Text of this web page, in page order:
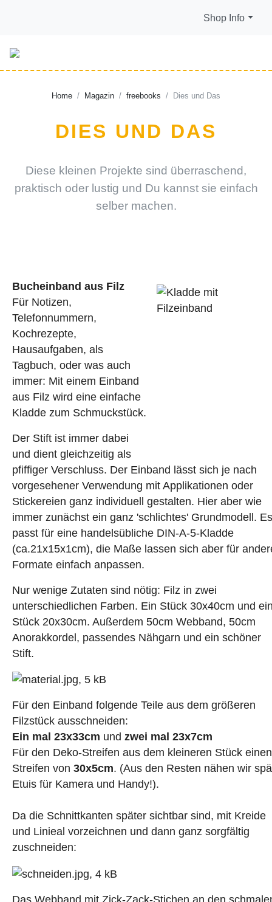
Shop Info
Home Magazin freebooks Dies und Das
DIES UND DAS
Diese kleinen Projekte sind überraschend,
praktisch oder lustig und Du kannst sie einfach
selber machen.
Bucheinband aus Filz
Für Notizen,
Telefonnummern,
Kochrezepte,
Hausaufgaben, als
Tagbuch, oder was auch
immer: Mit einem Einband
aus Filz wird eine einfache
Kladde zum Schmuckstück.
Der Stift ist immer dabei
und dient gleichzeitig als
pfiffiger Verschluss. Der Einband lässt sich je nach
vorgesehener Verwendung mit Applikationen oder
Stickereien ganz individuell gestalten. Hier aber wie
immer zunächst ein ganz 'schlichtes' Grundmodell. Es
passt für eine handelsübliche DIN-A-5-Kladde
(ca.21x15x1cm), die Maße lassen sich aber für
Formate einfach anpassen.
Nur wenige Zutaten sind nötig: Filz in zwei
unterschiedlichen Farben. Ein Stück 30x40cm und
Stück 20x30cm. Außerdem 50cm Webband, 50cm
Anorakkordel, passendes Nähgarn und ein schöner
Stift.
Für den Einband folgende Teile aus dem größeren
Filzstück ausschneiden:
Ein mal 23x33cm und zwei mal 23x7cm
Für den Deko-Streifen aus dem kleineren Stück einen
Streifen von 30x5cm. (Aus den Resten nähen wir
Etuis für Kamera und Handy!).
Da die Schnittkanten später sichtbar sind, mit Kreide
und Linieal vorzeichnen und dann ganz sorgfältig
zuschneiden:
Das Webband mit Zick-Zack-Stichen an den